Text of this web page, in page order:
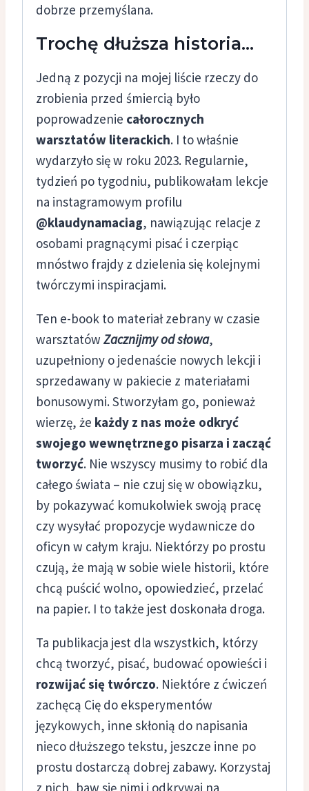
dobrze przemyślana.
Trochę dłuższa historia…
Jedną z pozycji na mojej liście rzeczy do
zrobienia przed śmiercią było
poprowadzenie całorocznych
warsztatów literackich. I to właśnie
wydarzyło się w roku 2023. Regularnie,
tydzień po tygodniu, publikowałam lekcje
na instagramowym profilu
@klaudynamaciag, nawiązując relacje z
osobami pragnącymi pisać i czerpiąc
mnóstwo frajdy z dzielenia się kolejnymi
twórczymi inspiracjami.
Ten e-book to materiał zebrany w czasie
warsztatów Zacznĳmyod słowa,
uzupełniony o jedenaście nowych lekcji i
sprzedawany w pakiecie z materiałami
bonusowymi. Stworzyłam go, ponieważ
wierzę, że każdy z nas może odkryć
swojego wewnętrznego pisarza i zacząć
tworzyć. Nie wszyscy musimy to robić dla
całego świata – nie czuj się w obowiązku,
by pokazywać komukolwiek swoją pracę
czy wysyłać propozycje wydawnicze do
oficyn w całym kraju. Niektórzy po prostu
czują, że mają w sobie wiele historii, które
chcą puścić wolno, opowiedzieć, przelać
na papier. I to także jest doskonała droga.
Ta publikacja jest dla wszystkich, którzy
chcą tworzyć, pisać, budować opowieści i
rozwĳać się twórczo. Niektóre z ćwiczeń
zachęcą Cię do eksperymentów
językowych, inne skłonią do napisania
nieco dłuższego tekstu, jeszcze inne po
prostu dostarczą dobrej zabawy. Korzystaj
z nich, baw się nimi i odkrywaj na